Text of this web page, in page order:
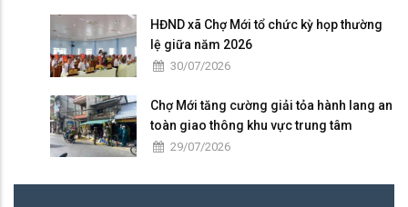
HĐND xã Chợ Mới tổ chức kỳ họp thường
lệ giữa năm 2026
30/07/2026
Chợ Mới tăng cường giải tỏa hành lang an
toàn giao thông khu vực trung tâm
29/07/2026